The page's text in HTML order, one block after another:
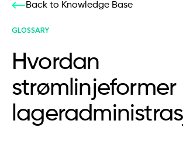
Back to Knowledge Base
GLOSSARY
Hvordan
strømlinjeformer